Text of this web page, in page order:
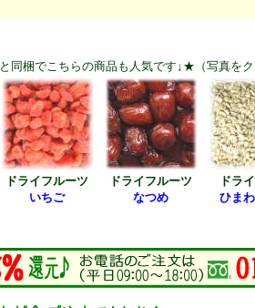
と同梱でこちらの商品も人気です↓★（写真をク
ドライフルーツ
いちご
ドライフルーツ
なつめ
ドラ
ひま